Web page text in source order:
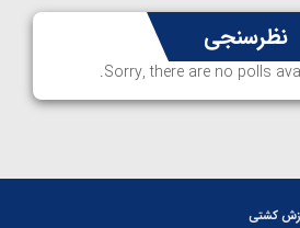
نظرسنجی
Sorry, there are no polls
کشتی